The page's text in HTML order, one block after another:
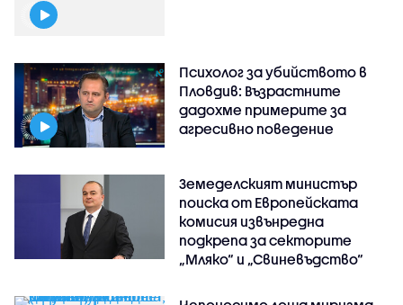
Психолог за убийството в
Пловдив: Възрастните
дадохме примерите за
агресивно поведение
Земеделският министър
поиска от Европейската
комисия извънредна
подкрепа за секторите
„Мляко“ и „Свиневъдство“